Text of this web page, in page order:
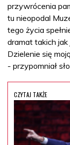
przywrócenia
tu nieopodal
tego życia
dramat takich
Dzielenie się
- przypomniał
CZYTAJ TAKŻE